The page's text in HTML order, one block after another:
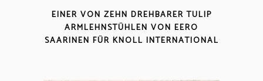
EINER VON ZEHN DREHBARER TULIP
ARMLEHNSTÜHLEN VON EERO
SAARINEN FÜR KNOLL INTERNATIONAL